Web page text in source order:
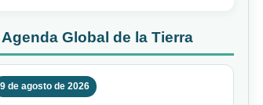
Agenda Global de la Tierra
9 de agosto de 2026